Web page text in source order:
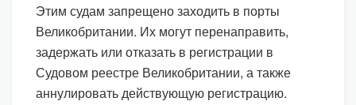
Этим судам запрещено заходить в порты
Великобритании. Их могут перенаправить,
задержать или отказать в регистрации в
Судовом реестре Великобритании, а также
аннулировать действующую регистрацию.